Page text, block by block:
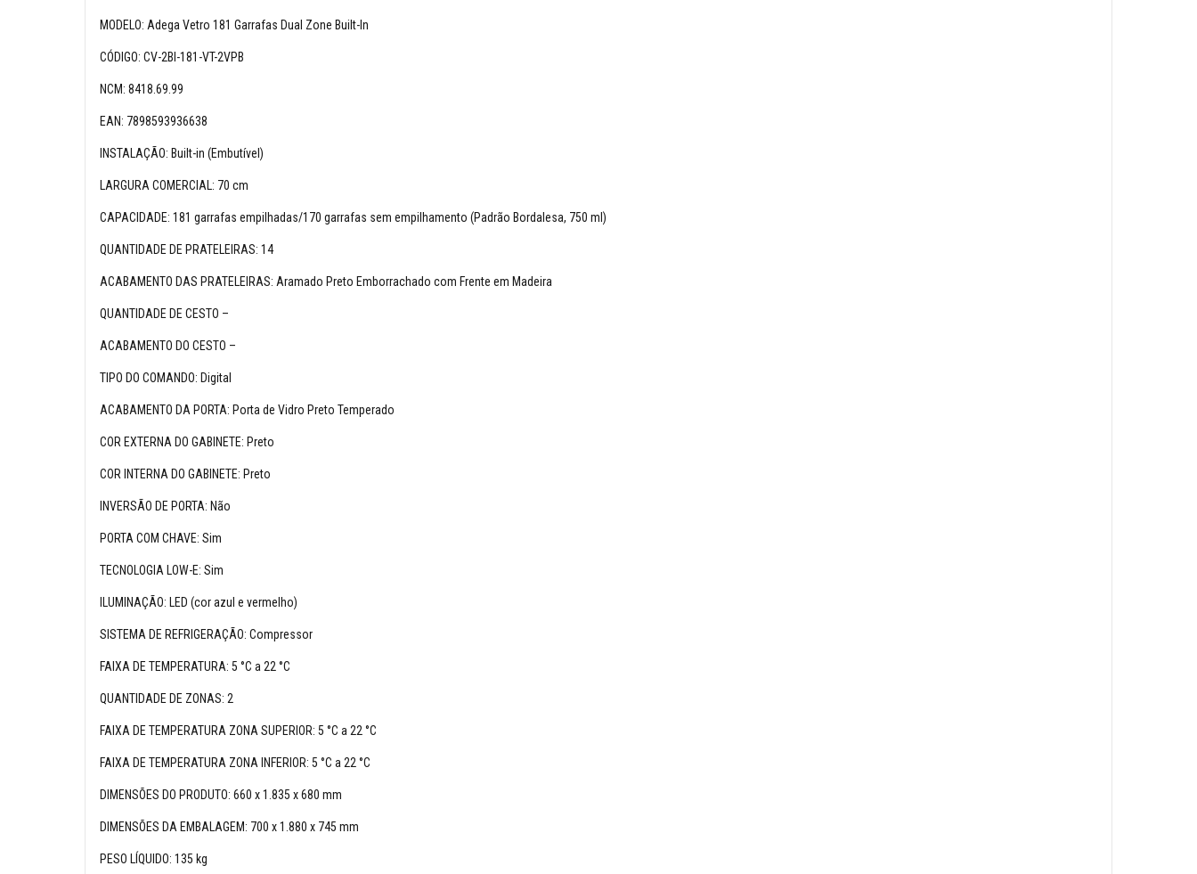
MODELO: Adega Vetro 181 Garrafas Dual Zone Built-In
CÓDIGO: CV-2BI-181-VT-2VPB
NCM: 8418.69.99
EAN: 7898593936638
INSTALAÇÃO: Built-in (Embutível)
LARGURA COMERCIAL: 70 cm
CAPACIDADE: 181 garrafas empilhadas/170 garrafas sem empilhamento (Padrão Bordalesa, 750 ml)
QUANTIDADE DE PRATELEIRAS: 14
ACABAMENTO DAS PRATELEIRAS: Aramado Preto Emborrachado com Frente em Madeira
QUANTIDADE DE CESTO –
ACABAMENTO DO CESTO –
TIPO DO COMANDO: Digital
ACABAMENTO DA PORTA: Porta de Vidro Preto Temperado
COR EXTERNA DO GABINETE: Preto
COR INTERNA DO GABINETE: Preto
INVERSÃO DE PORTA: Não
PORTA COM CHAVE: Sim
TECNOLOGIA LOW-E: Sim
ILUMINAÇÃO: LED (cor azul e vermelho)
SISTEMA DE REFRIGERAÇÃO: Compressor
FAIXA DE TEMPERATURA: 5 °C a 22 °C
QUANTIDADE DE ZONAS: 2
FAIXA DE TEMPERATURA ZONA SUPERIOR: 5 °C a 22 °C
FAIXA DE TEMPERATURA ZONA INFERIOR: 5 °C a 22 °C
DIMENSÕES DO PRODUTO: 660 x 1.835 x 680 mm
DIMENSÕES DA EMBALAGEM: 700 x 1.880 x 745 mm
PESO LÍQUIDO: 135 kg